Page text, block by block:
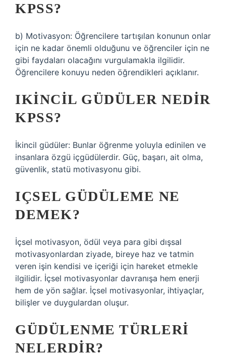
KPSS?
b) Motivasyon: Öğrencilere tartışılan konunun onlar
için ne kadar önemli olduğunu ve öğrenciler için ne
gibi faydaları olacağını vurgulamakla ilgilidir.
Öğrencilere konuyu neden öğrendikleri açıklanır.
IKINCIL GÜDÜLER NEDIR
KPSS?
İkincil güdüler: Bunlar öğrenme yoluyla edinilen ve
insanlara özgü içgüdülerdir. Güç, başarı, ait olma,
güvenlik, statü motivasyonu gibi.
IÇSEL GÜDÜLEME NE
DEMEK?
İçsel motivasyon, ödül veya para gibi dışsal
motivasyonlardan ziyade, bireye haz ve tatmin
veren işin kendisi ve içeriği için hareket etmekle
ilgilidir. İçsel motivasyonlar davranışa hem enerji
hem de yön sağlar. İçsel motivasyonlar, ihtiyaçlar,
bilişler ve duygulardan oluşur.
GÜDÜLENME TÜRLERI
NELERDIR?